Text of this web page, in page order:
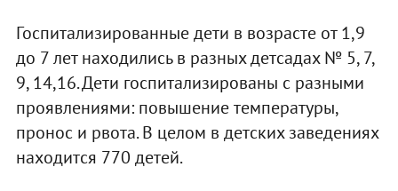
Госпитализированные дети в возрасте от 1,9
до 7 лет находились в разных детсадах № 5, 7,
9, 14,16. Дети госпитализированы с разными
проявлениями: повышение температуры,
пронос и рвота. В целом в детских заведениях
находится 770 детей.